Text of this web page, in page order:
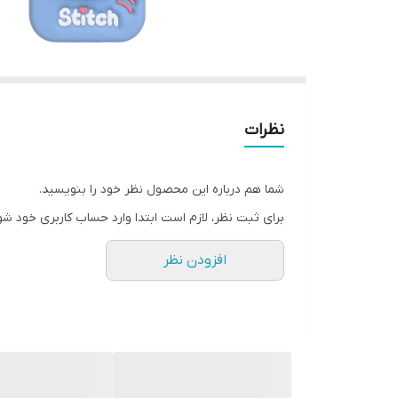
نظرات
شما هم درباره این محصول نظر خود را بنویسید.
برای ثبت نظر، لازم است ابتدا وارد حساب کاربری خود
افزودن نظر